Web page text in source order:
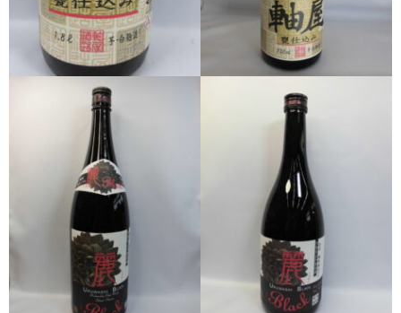
季節限定品
セット商品
リキュール
ウヰスキー
中馬酒店オリジナル
全取扱商品
森伊蔵酒造
村尾酒造